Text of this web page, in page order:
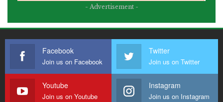
- Advertisement -
Facebook
Join us on Facebook
Twitter
Join us on Twitter
Youtube
Join us on Youtube
Instagram
Join us on Instagram